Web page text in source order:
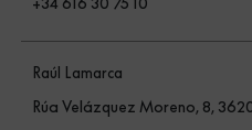
Raúl Lamarca
Rúa Velázquez Moreno, 8,